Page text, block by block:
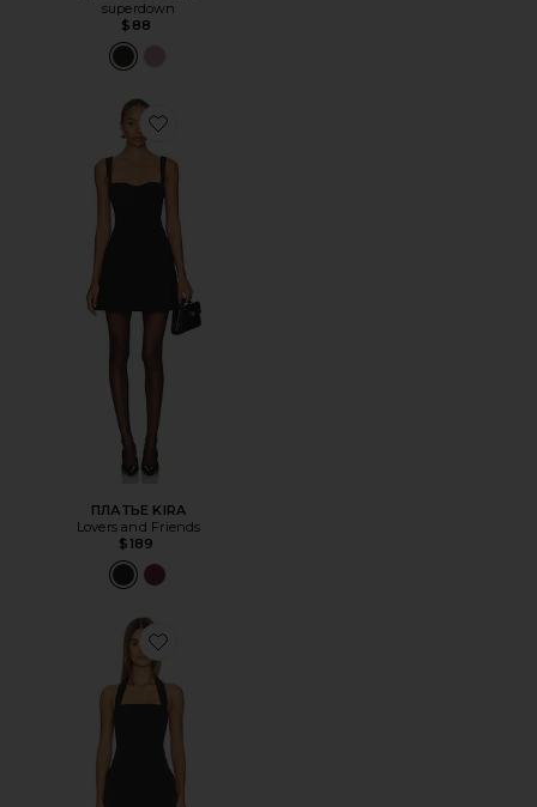
superdown
$88
Favorite ПЛАТЬЕ KIRA
ПЛАТЬЕ KIRA
Lovers and Friends
$189
Favorite ПЛАТЬЕ NAVELLE